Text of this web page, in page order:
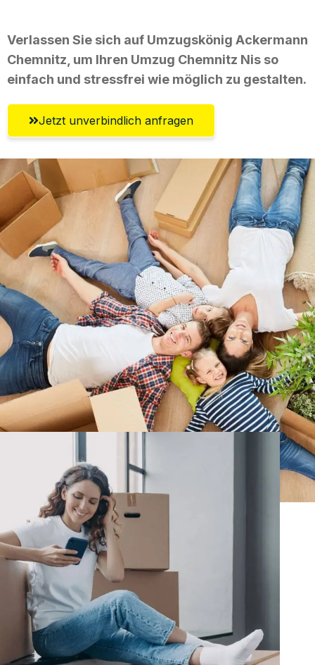
Verlassen Sie sich auf Umzugskönig Ackermann
Chemnitz, um Ihren Umzug Chemnitz Nis so
einfach und stressfrei wie möglich zu gestalten.
Jetzt unverbindlich anfragen